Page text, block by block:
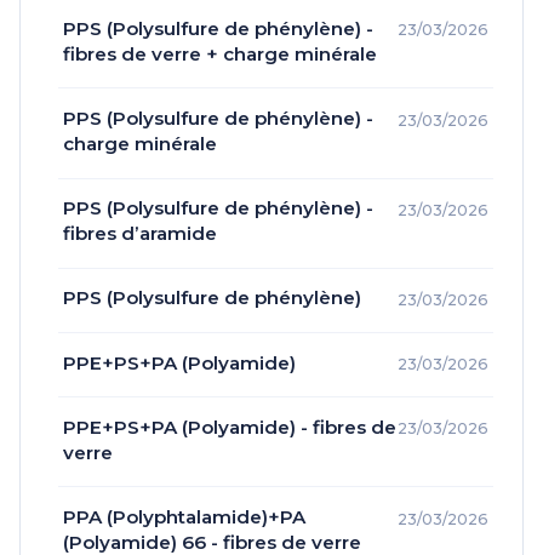
PPS (Polysulfure de phénylène) -
fibres de verre + charge minérale
23/03/2026
PPS (Polysulfure de phénylène) -
charge minérale
23/03/2026
PPS (Polysulfure de phénylène) -
fibres d’aramide
23/03/2026
PPS (Polysulfure de phénylène) 23/03/2026
PPE+PS+PA (Polyamide) 23/03/2026
PPE+PS+PA (Polyamide) - fibres de
verre
23/03/2026
PPA (Polyphtalamide)+PA
(Polyamide) 66 - fibres de verre
23/03/2026